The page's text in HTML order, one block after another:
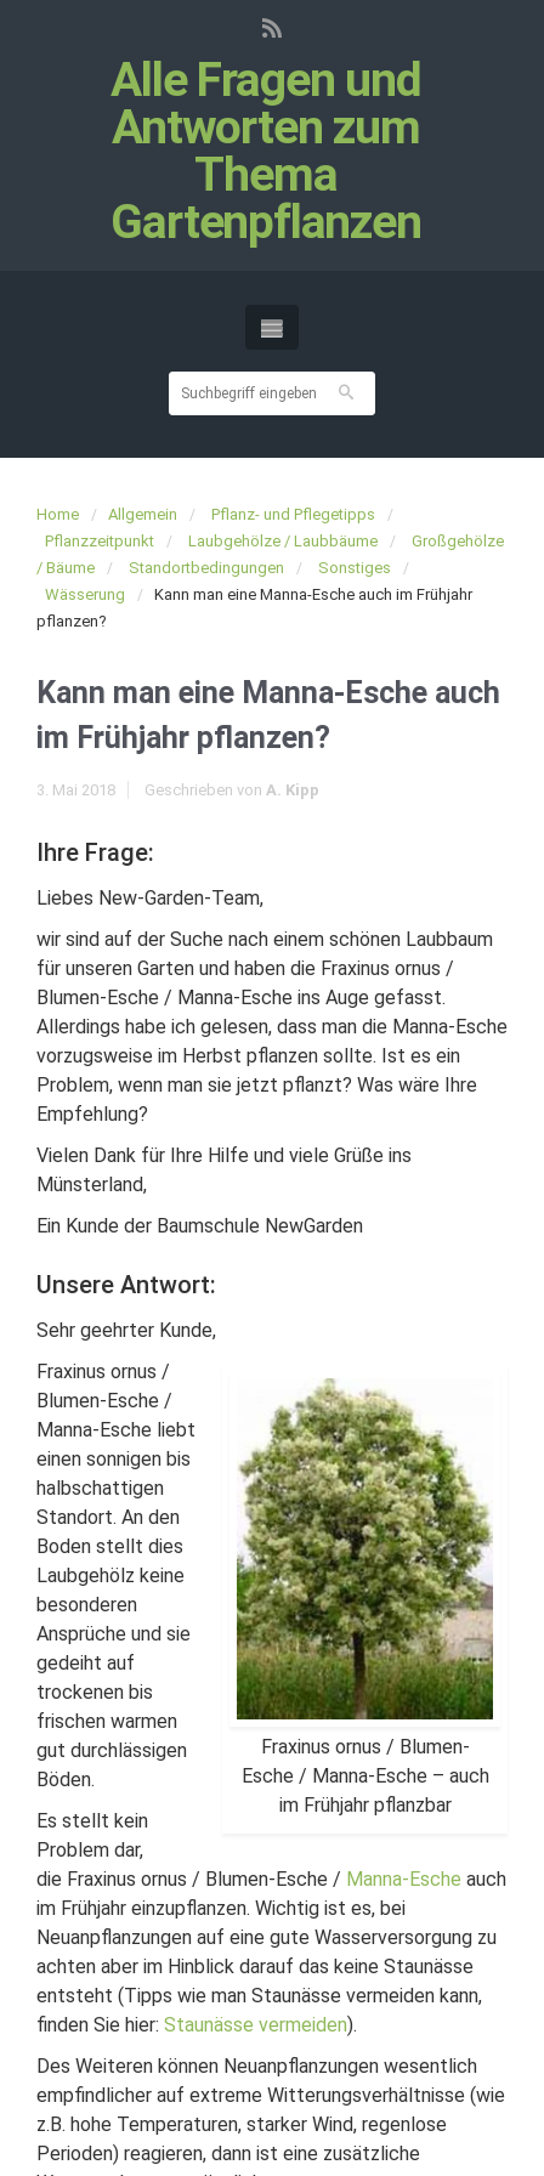
Alle Fragen und
Antworten zum
Thema
Gartenpflanzen
Home Allgemein
Pflanz- und Pflegetipps
Pflanzzeitpunkt
Laubgehölze / Laubbäume
Großgehölze
/ Bäume
Standortbedingungen
Sonstiges
Wässerung
Kann man eine Manna-Esche auch im Frühjahr
pflanzen?
Kann man eine Manna-Esche auch
im Frühjahr pflanzen?
3. Mai 2018 Geschrieben von A. Kipp
Ihre Frage:
Liebes New-Garden-Team,
wir sind auf der Suche nach einem schönen Laubbaum
für unseren Garten und haben die Fraxinus ornus /
Blumen-Esche / Manna-Esche ins Auge gefasst.
Allerdings habe ich gelesen, dass man die Manna-Esche
vorzugsweise im Herbst pflanzen sollte. Ist es ein
Problem, wenn man sie jetzt pflanzt? Was wäre Ihre
Empfehlung?
Vielen Dank für Ihre Hilfe und viele Grüße ins
Münsterland,
Ein Kunde der Baumschule NewGarden
Unsere Antwort:
Sehr geehrter Kunde,
Fraxinus ornus / Blumen-
Esche / Manna-Esche – auch
im Frühjahr pflanzbar
Fraxinus ornus /
Blumen-Esche /
Manna-Esche liebt
einen sonnigen bis
halbschattigen
Standort. An den
Boden stellt dies
Laubgehölz keine
besonderen
Ansprüche und sie
gedeiht auf
trockenen bis
frischen warmen
gut durchlässigen
Böden.
Es stellt kein
Problem dar,
die Fraxinus ornus / Blumen-Esche / Manna-Esche auch
im Frühjahr einzupflanzen. Wichtig ist es, bei
Neuanpflanzungen auf eine gute Wasserversorgung zu
achten aber im Hinblick darauf das keine Staunässe
entsteht (Tipps wie man Staunässe vermeiden kann,
finden Sie hier: Staunässe vermeiden).
Des Weiteren können Neuanpflanzungen wesentlich
empfindlicher auf extreme Witterungsverhältnisse (wie
z.B. hohe Temperaturen, starker Wind, regenlose
Perioden) reagieren, dann ist eine zusätzliche